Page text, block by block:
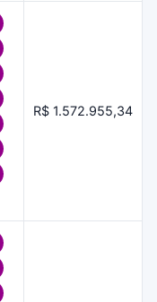
R$ 1.572.955,34